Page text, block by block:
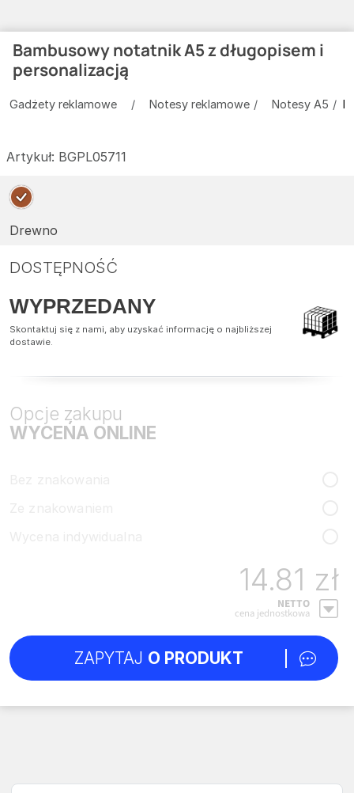
Bambusowy notatnik A5 z długopisem i
personalizacją
Gadżety reklamowe Notesy reklamowe Notesy A5
Artykuł: BGPL05711
Drewno
DOSTĘPNOŚĆ
WYPRZEDANY
Skontaktuj się z nami, aby uzyskać informację o najbliższej
dostawie.
Opcje zakupu
WYCEŃA ONLINE
14.81 zł
NETTO
cena jednostkowa
ZAPYTAJ O PRODUKT